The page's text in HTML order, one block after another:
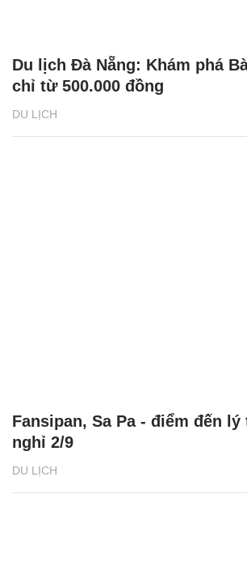
DU LỊCH
Du lịch Đà Nẵng: Khám phá
chỉ từ 500.000 đồng
DU LỊCH
Fansipan, Sa Pa - điểm đến
nghỉ 2/9